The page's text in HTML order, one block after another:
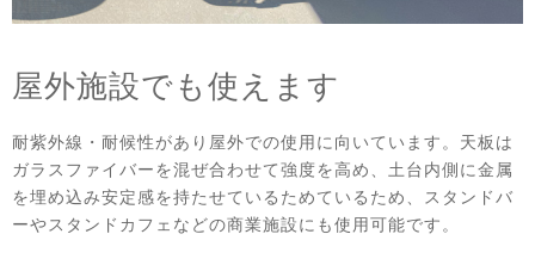
屋外施設でも使えます
耐紫外線・耐候性があり屋外での使用に向いています。天板は
ガラスファイバーを混ぜ合わせて強度を高め、土台内側に金属
を埋め込み安定感を持たせているためているため、スタンドバ
ーやスタンドカフェなどの商業施設にも使用可能です。